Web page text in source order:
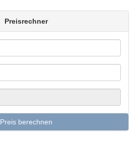
Preisrechner
Preis berechnen